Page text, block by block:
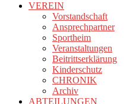
VEREIN
Vorstandschaft
Ansprechpartner
Sportheim
Veranstaltungen
Beitrittserklärung
Kinderschutz
CHRONIK
Archiv
ABTEILUNGEN